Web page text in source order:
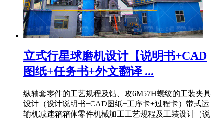
立式行星球磨机设计【说明书+CAD
图纸+任务书+外文翻译 ...
纵轴套零件的工艺规程及钻、攻6M57H螺纹的工装夹具
设计（设计说明书+CAD图纸+工序卡+过程卡）带式运
输机减速箱箱体零件机械加工工艺规程及工装设计（说